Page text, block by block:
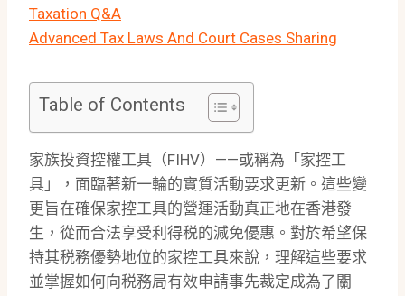
Taxation Q&A
Advanced Tax Laws And Court Cases Sharing
Table of Contents
家族投資控權工具（FIHV）——或稱為「家控工
具」，面臨著新一輪的實質活動要求更新。這些變
更旨在確保家控工具的營運活動真正地在香港發
生，從而合法享受利得税的減免優惠。對於希望保
持其税務優勢地位的家控工具來說，理解這些要求
並掌握如何向税務局有效申請事先裁定成為了關